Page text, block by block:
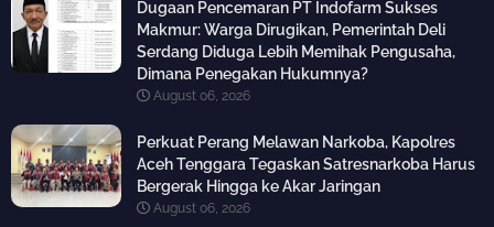
Dugaan Pencemaran PT Indofarm Sukses
Makmur: Warga Dirugikan, Pemerintah Deli
Serdang Diduga Lebih Memihak Pengusaha,
Dimana Penegakan Hukumnya?
August 06, 2026
Perkuat Perang Melawan Narkoba, Kapolres
Aceh Tenggara Tegaskan Satresnarkoba Harus
Bergerak Hingga ke Akar Jaringan
August 06, 2026